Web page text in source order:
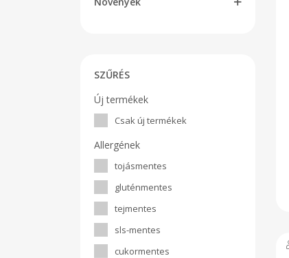
SZŰRÉS
Új termékek
Csak új termékek
Allergének
tojásmentes
gluténmentes
tejmentes
sls-mentes
cukormentes